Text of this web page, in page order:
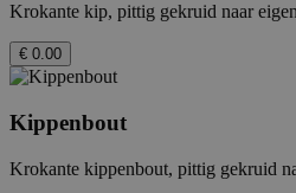
Krokante kip, pittig gekruid naar
€ 0.00
Kippenbout
Krokante kippenbout, pittig gekruid